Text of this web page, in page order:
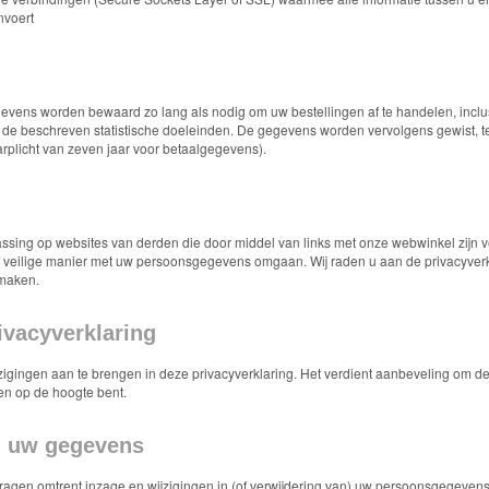
worden bewaard zo lang als nodig om uw bestellingen af te handelen,
beschreven statistische doeleinden. De gegevens worden vervolgens gewist,
van zeven jaar voor betaalgegevens).
op websites van derden die door middel van links met onze webwinkel zijn
manier met uw persoonsgegevens omgaan. Wij raden u aan de
aan te brengen in deze privacyverklaring. Het verdient aanbeveling om
op de hoogte bent.
gegevens
omtrent inzage en wijzigingen in (of verwijdering van) uw